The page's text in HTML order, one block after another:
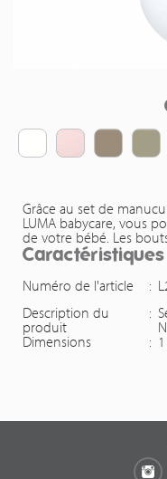
Grâce au set de
LUMA babycare, vous
de votre bébé. Les
Caractéristiques
Numéro de l'article :
Description du
produit
:
Dimensions
:
Pinterest